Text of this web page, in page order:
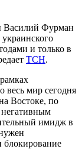
Василий Фурман
и только в
ТСН.
весь мир сегодня
Востоке, по
имидж в
блокирование